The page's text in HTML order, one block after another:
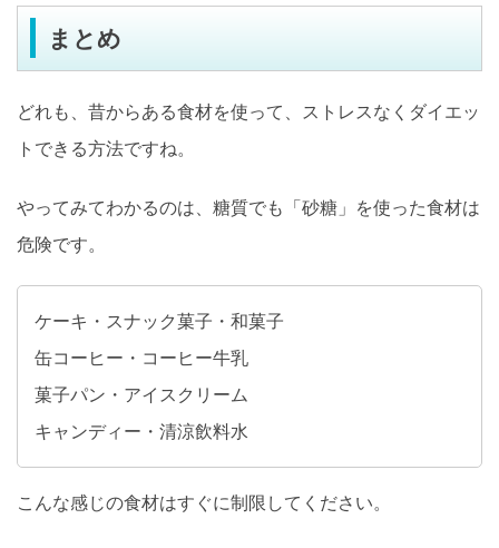
まとめ
どれも、昔からある食材を使って、ストレスなくダイエッ
トできる方法ですね。
やってみてわかるのは、糖質でも「砂糖」を使った食材は
危険です。
ケーキ・スナック菓子・和菓子
缶コーヒー・コーヒー牛乳
菓子パン・アイスクリーム
キャンディー・清涼飲料水
こんな感じの食材はすぐに制限してください。